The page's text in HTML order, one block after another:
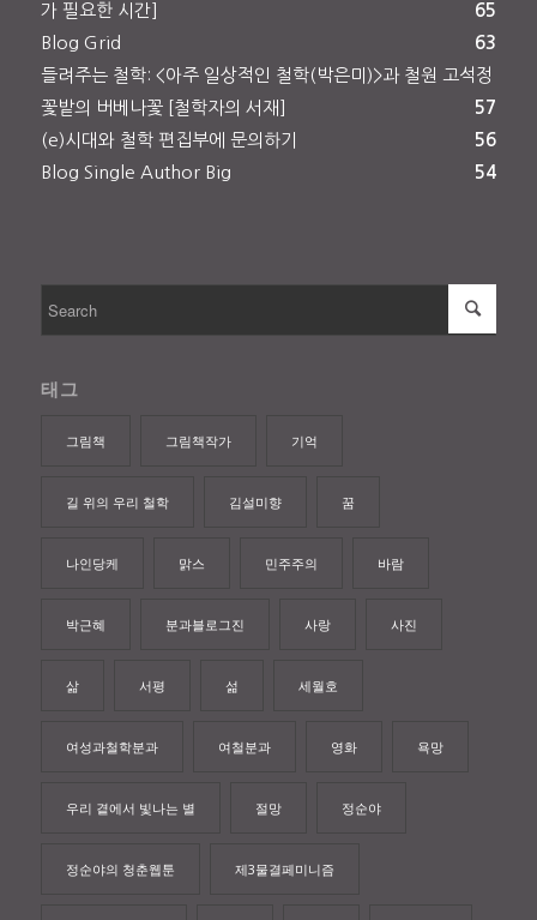
가 필요한 시간]
65
Blog Grid
63
들려주는 철학: <아주 일상적인 철학(박은미)>과 철원 고석정
꽃밭의 버베나꽃 [철학자의 서재]
57
(e)시대와 철학 편집부에 문의하기
56
Blog Single Author Big
54
태그
그림책 그림책작가 기억
길 위의 우리 철학 김설미향 꿈
나인당케 맑스 민주주의 바람
박근혜 분과블로그진 사랑 사진
삶 서평 섦 세월호
여성과철학분과 여철분과 영화 욕망
우리 곁에서 빛나는 별 절망 정순야
정순야의 청춘웹툰 제3물결페미니즘